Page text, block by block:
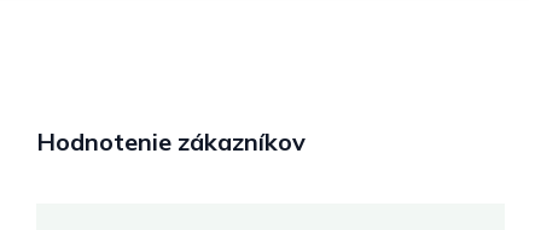
Hodnotenie zákazníkov